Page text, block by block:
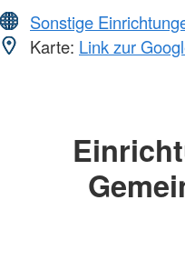
Sonstige
Karte: Link zur